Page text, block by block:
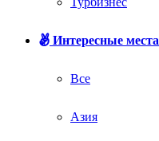
Интересные места
Все
Азия